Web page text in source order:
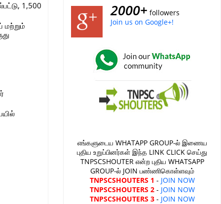
1,500
மற்றும்
2000+ followers
Join us on Google+!
எங்களுடைய WHATAPP GROUP-ல் இணைய
புதிய உறுப்பினர்கள் இந்த LINK CLICK செய்து
TNPSCSHOUTER என்ற புதிய WHATSAPP
GROUP-ல் JOIN பண்ணிகொள்ளவும்
TNPSCSHOUTERS 1 - JOIN NOW
TNPSCSHOUTERS 2- JOIN NOW
TNPSCSHOUTERS 3- JOIN NOW